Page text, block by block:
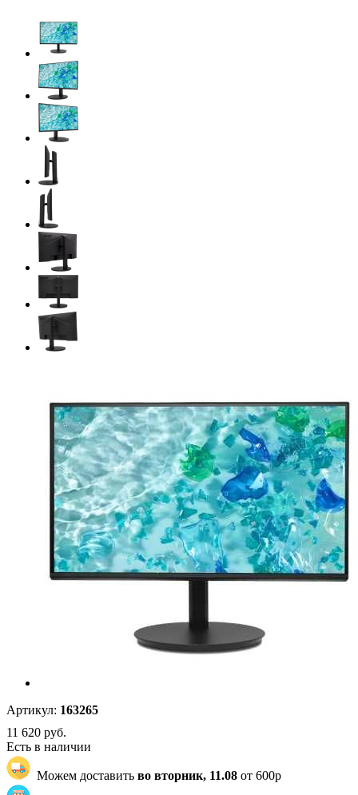
Артикул: 163265
11 620 руб.
Есть в наличии
Можем доставить во вторник, 11.08 от 600р